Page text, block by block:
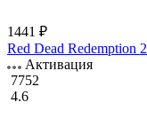
1441 ₽
Red Dead Redemption 2
Активация
7752
4.6